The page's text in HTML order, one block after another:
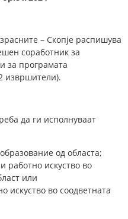
– Скопје распишува
соработник за
за програмата
извршители).
да ги исполнуваат
од областа;
работно искуство во
или
искуство во соодветната